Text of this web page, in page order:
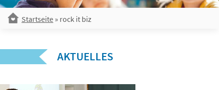
Startseite » rock it biz
AKTUELLES